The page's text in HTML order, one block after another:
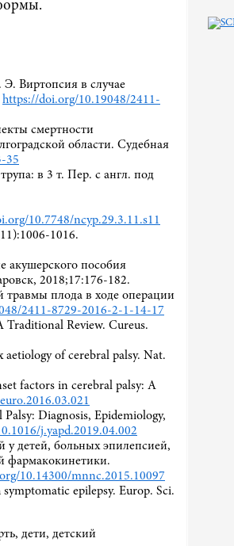
Виртопсия в случае
https://doi.org/10.19048/2411-
смертности
области. Судебная
35
в 3 т. Пер. с англ. под
10.7748/ncyp.29.3.11.s11
1016.
пособия
2018;17:176-182.
плода в ходе операции
2411-8729-2016-2-1-14-17
Traditional Review. Cureus.
aetiology of cerebral palsy. Nat.
factors in cerebral palsy: A
Diagnosis, Epidemiology,
j.yapd.2019.04.002
детей, больных эпилепсией,
фармакокинетики.
10.14300/mnnc.2015.10097
epilepsy. Europ. Sci.
дети, детский